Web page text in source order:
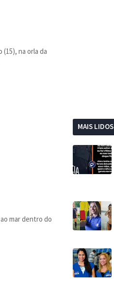
na orla da
mar dentro do
MAIS LIDOS